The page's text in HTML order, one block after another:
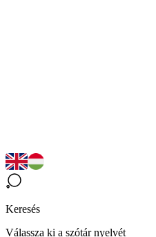
Keresés
Válassza ki a szótár nyelvét